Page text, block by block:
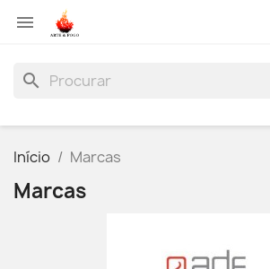

search
Início Marcas
Marcas